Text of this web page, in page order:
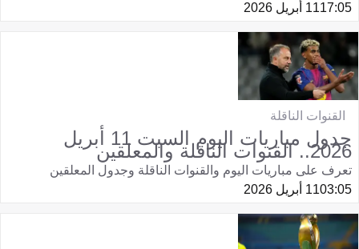
17:0511 أبريل 2026
القنوات الناقلة
جدول مباريات اليوم السبت 11 أبريل
2026.. القنوات الناقلة والمعلقين
تعرف على مباريات اليوم والقنوات الناقلة وجدول المعلقين
03:0511 أبريل 2026